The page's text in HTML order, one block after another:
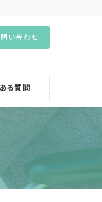
い合わせ
る質問